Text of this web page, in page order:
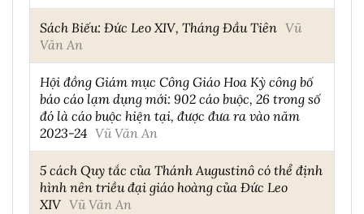
Sách Biếu: Đức Leo XIV, Tháng Đầu Tiên Vũ
Văn An
Hội đồng Giám mục Công Giáo Hoa Kỳ công bố
báo cáo lạm dụng mới: 902 cáo buộc, 26 trong số
đó là cáo buộc hiện tại, được đưa ra vào năm
2023-24 Vũ Văn An
5 cách Quy tắc của Thánh Augustinô có thể định
hình nên triều đại giáo hoàng của Đức Leo
XIV Vũ Văn An